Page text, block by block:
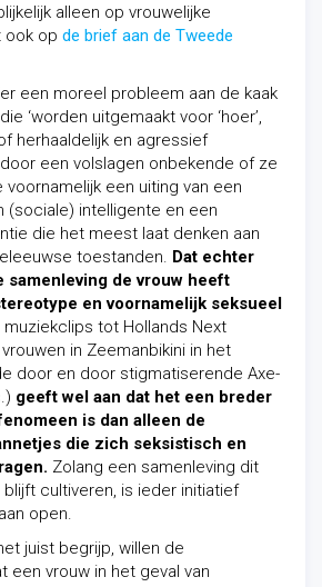
alleen op vrouwelijke
ook op de brief aan de Tweede
een moreel probleem aan de kaak
‘worden uitgemaakt voor ‘hoer’,
herhaaldelijk en agressief
een volslagen onbekende of ze
voornamelijk een uiting van een
(sociale) intelligente en een
die het meest laat denken aan
toestanden. Dat echter
samenleving de vrouw heeft
en voornamelijk seksueel
muziekclips tot Hollands Next
in Zeemanbikini in het
door en door stigmatiserende Axe-
geeft wel aan dat het een breder
is dan alleen de
die zich seksistisch en
Zolang een samenleving dit
cultiveren, is ieder initiatief
open.
juist begrijp, willen de
een vrouw in het geval van